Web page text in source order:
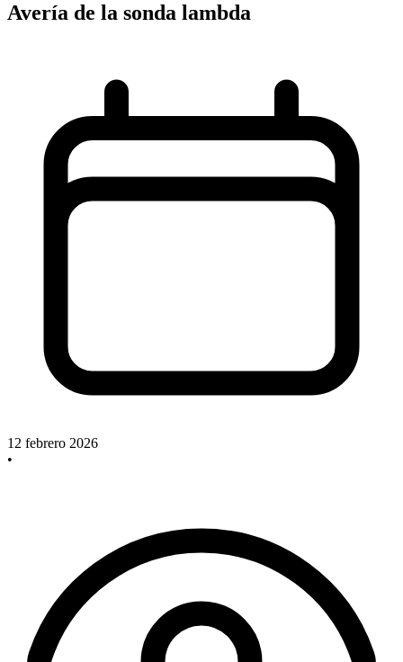
Avería de la sonda lambda
12 febrero 2026
•